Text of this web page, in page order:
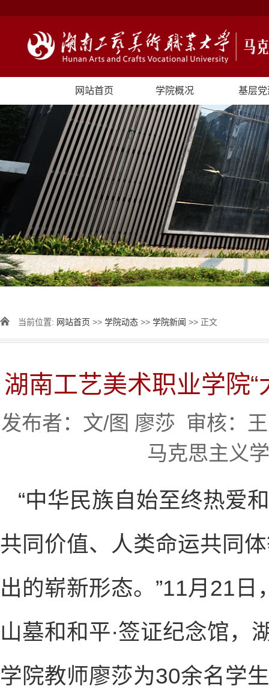
网站首页 学院概况 基层党
当前位置: 网站首页 >> 学院动态 >> 学院新闻 >> 正文
湖南工艺美术职业学院
发布者：文/图 廖莎 审核：
马克思主义
“中华民族自始至终热爱
共同价值、人类命运共同
出的崭新形态。”11月21
山墓和和平·签证纪念馆，
学院教师廖莎为30余名学